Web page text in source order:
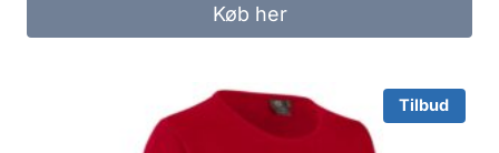
80.00 kr..
Køb her
Tilbud